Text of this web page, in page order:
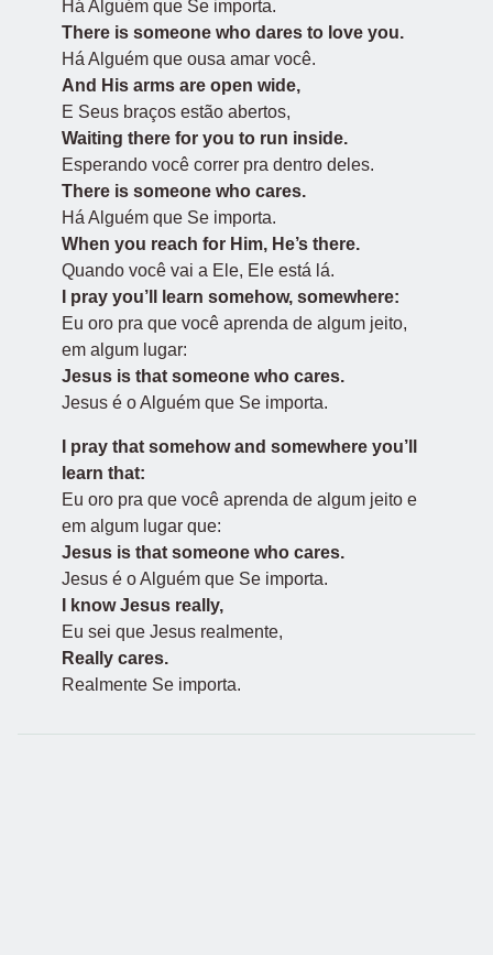
Há Alguém que Se importa.
There is someone who dares to love you.
Há Alguém que ousa amar você.
And His arms are open wide,
E Seus braços estão abertos,
Waiting there for you to run inside.
Esperando você correr pra dentro deles.
There is someone who cares.
Há Alguém que Se importa.
When you reach for Him, He’s there.
Quando você vai a Ele, Ele está lá.
I pray you’ll learn somehow, somewhere:
Eu oro pra que você aprenda de algum jeito,
em algum lugar:
Jesus is that someone who cares.
Jesus é o Alguém que Se importa.
I pray that somehow and somewhere you’ll
learn that:
Eu oro pra que você aprenda de algum jeito e
em algum lugar que:
Jesus is that someone who cares.
Jesus é o Alguém que Se importa.
I know Jesus really,
Eu sei que Jesus realmente,
Really cares.
Realmente Se importa.